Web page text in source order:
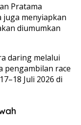
Pratama
menyiapkan
diumumkan
daring melalui
pengambilan race
Juli 2026 di